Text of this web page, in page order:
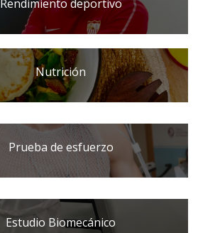
Rendimiento deportivo
Nutrición
Prueba de esfuerzo
Estudio Biomecánico